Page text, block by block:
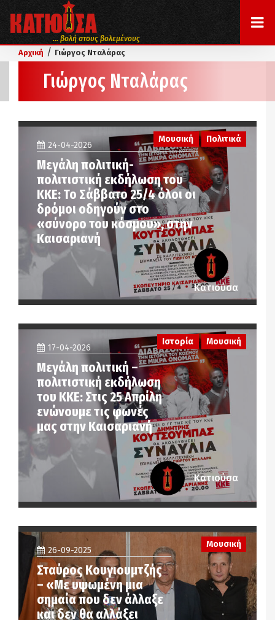
... βολή στους βολεμένους
Αρχική / Γιώργος Νταλάρας
Γιώργος Νταλάρας
Μουσική Πολιτικά
24-04-2026
Μεγάλη πολιτική-
πολιτιστική εκδήλωση του
ΚΚΕ: Το Σάββατο 25/4 όλοι οι
δρόμοι οδηγούν στο
«σύνορο του κόσμου», στην
Καισαριανή
Κατιούσα
17-04-2026
Μεγάλη πολιτική –
πολιτιστική εκδήλωση
του ΚΚΕ: Στις 25 Απρίλη
ενώνουμε τις φωνές
μας στην Καισαριανή
Ιστορία Μουσική
Κατιούσα
26-09-2025
Σταύρος Κουγιουμτζής
– «Με υψωμένη μια
σημαία που δεν άλλαξε
και δεν θα αλλάξει
Μουσική